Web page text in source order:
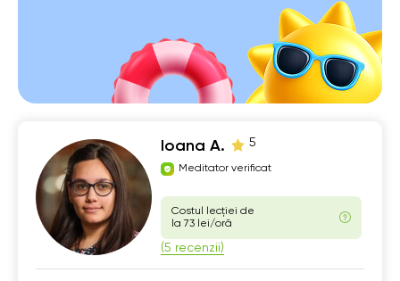
Ioana A. 5
Meditator verificat
Costul lecției de
la 73 lei/oră
(5 recenzii)